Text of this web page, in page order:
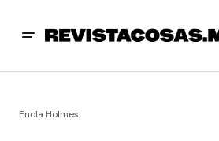
Enola Holmes